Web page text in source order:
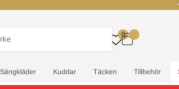
0
..
Sängkläder Kuddar Täcken Tillbehör